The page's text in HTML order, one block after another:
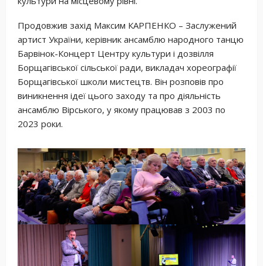
Продовжив захід Максим КАРПЕНКО – Заслужений
артист України, керівник ансамблю народного танцю
Барвінок-Концерт Центру культури і дозвілля
Борщагівської сільської ради, викладач хореографії
Борщагівської школи мистецтв. Він розповів про
виникнення ідеї цього заходу та про діяльність
ансамблю Вірського, у якому працював з 2003 по
2023 роки.